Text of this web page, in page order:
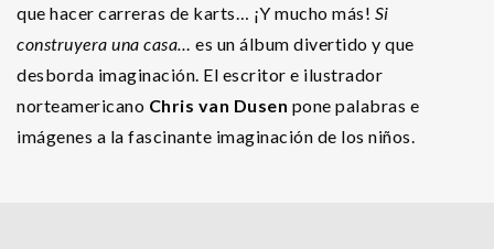
que hacer carreras de karts… ¡Y mucho más! Si
construyera una casa…
es un álbum divertido y que
desborda imaginación. El escritor e ilustrador
norteamericano Chris van Dusen pone palabras e
imágenes a la fascinante imaginación de los niños.